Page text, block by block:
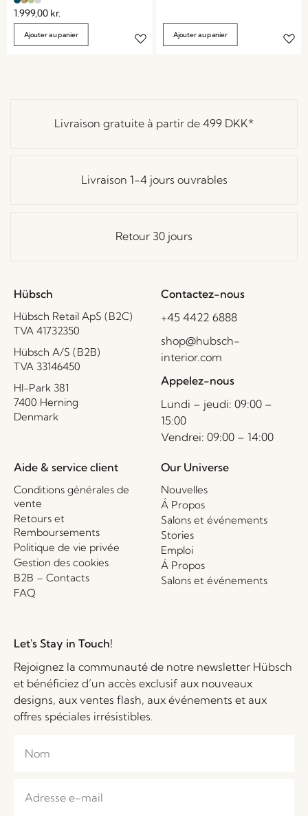
1.999,00 kr.
Ajouter au panier Ajouter au panier
Livraison gratuite à partir de 499 DKK*
Livraison 1-4 jours ouvrables
Retour 30 jours
Hübsch
Hübsch Retail ApS (B2C)
TVA 41732350
Hübsch A/S (B2B)
TVA 33146450
HI-Park 381
7400 Herning
Denmark
Contactez-nous
+45 4422 6888
shop@hubsch-
interior.com
Appelez-nous
Lundi – jeudi: 09:00 –
15:00
Vendrei: 09:00 – 14:00
Aide & service client
Conditions générales de
vente
Retours et
Remboursements
Politique de vie privée
Gestion des cookies
B2B – Contacts
FAQ
Our Universe
Nouvelles
Á Propos
Salons et événements
Stories
Emploi
Á Propos
Salons et événements
Let's Stay in Touch!
Rejoignez la communauté de notre newsletter Hübsch
et bénéficiez d’un accès exclusif aux nouveaux
designs, aux ventes flash, aux événements et aux
offres spéciales irrésistibles.